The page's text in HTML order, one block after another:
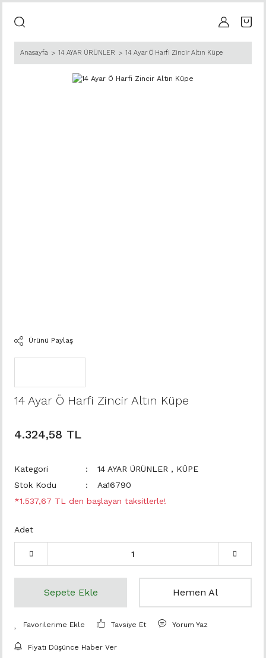
Anasayfa 14 AYAR ÜRÜNLER 14 Ayar Ö Harfi Zincir Altın Küpe
Ürünü Paylaş
14 Ayar Ö Harfi Zincir Altın Küpe
4.324,58 TL
Kategori 14 AYAR ÜRÜNLER , KÜPE
Stok Kodu
Aa16790
*1.537,67 TL den başlayan taksitlerle!
Adet
Sepete Ekle Hemen Al
Tavsiye Et Yorum Yaz
Fiyatı Düşünce Haber Ver